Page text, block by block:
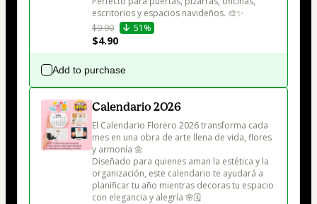
escritorios y espacios navideños. 🎨✨
$9.90
51%
$4.90
Add to purchase
Calendario 2026
El Calendario Florero 2026 transforma cada
mes en una obra de arte llena de vida, flores
y armonía 🌼
Diseñado para quienes aman la estética y la
organización, este calendario te ayudará a
planificar tu año mientras decoras tu espacio
con elegancia y alegría 🌸🗓